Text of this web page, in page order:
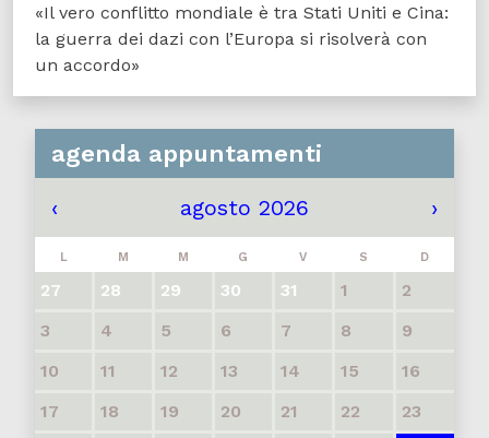
«Il vero conflitto mondiale è tra Stati Uniti e Cina:
la guerra dei dazi con l’Europa si risolverà con
un accordo»
agenda appuntamenti
‹ agosto 2026 ›
L M M G V S D
27 28 29 30 31 1
2
3
4 5 6 7 8
9
10
11 12 13 14 15
16
17
18 19 20 21 22
23